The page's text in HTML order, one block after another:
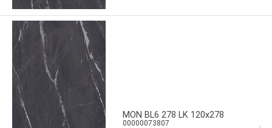
MON BL6 278 LK 120x278
00000073807